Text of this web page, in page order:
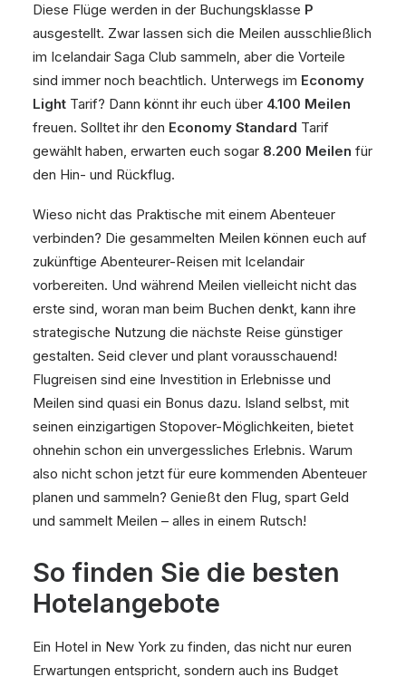
Diese Flüge werden in der Buchungsklasse P
ausgestellt. Zwar lassen sich die Meilen ausschließlich
im Icelandair Saga Club sammeln, aber die Vorteile
sind immer noch beachtlich. Unterwegs im Economy
Light Tarif? Dann könnt ihr euch über 4.100 Meilen
freuen. Solltet ihr den Economy Standard Tarif
gewählt haben, erwarten euch sogar 8.200 Meilen für
den Hin- und Rückflug.
Wieso nicht das Praktische mit einem Abenteuer
verbinden? Die gesammelten Meilen können euch auf
zukünftige Abenteurer-Reisen mit Icelandair
vorbereiten. Und während Meilen vielleicht nicht das
erste sind, woran man beim Buchen denkt, kann ihre
strategische Nutzung die nächste Reise günstiger
gestalten. Seid clever und plant vorausschauend!
Flugreisen sind eine Investition in Erlebnisse und
Meilen sind quasi ein Bonus dazu. Island selbst, mit
seinen einzigartigen Stopover-Möglichkeiten, bietet
ohnehin schon ein unvergessliches Erlebnis. Warum
also nicht schon jetzt für eure kommenden Abenteuer
planen und sammeln? Genießt den Flug, spart Geld
und sammelt Meilen – alles in einem Rutsch!
So finden Sie die besten
Hotelangebote
Ein Hotel in New York zu finden, das nicht nur euren
Erwartungen entspricht, sondern auch ins Budget